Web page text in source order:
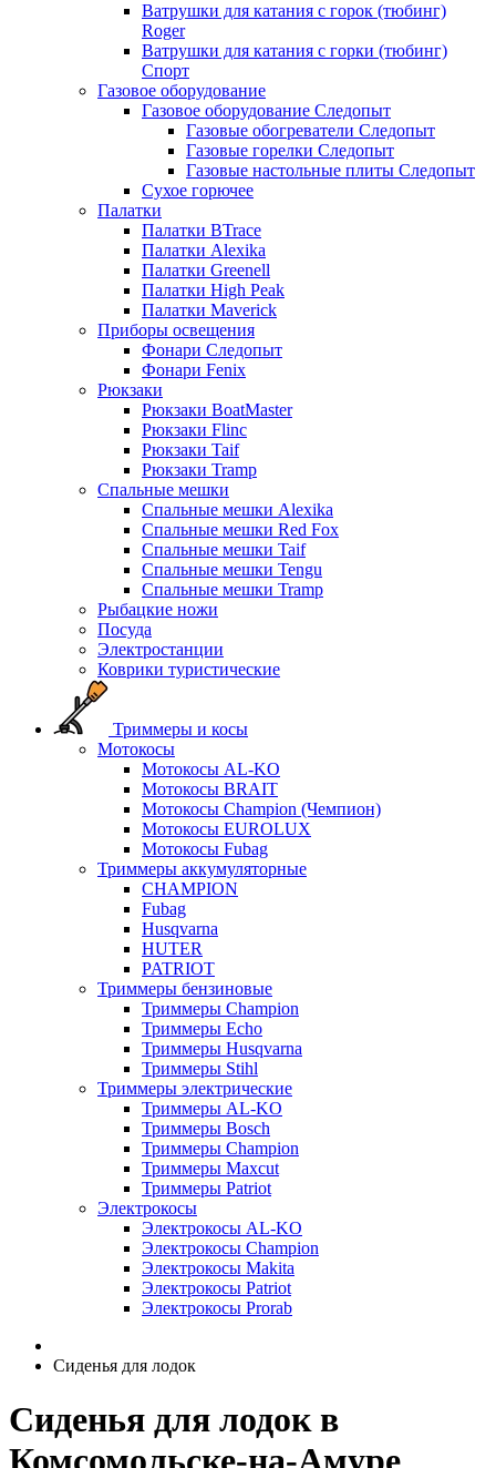
Ватрушки для катания с горок (тюбинг)
Roger
Ватрушки для катания с горки (тюбинг)
Спорт
Газовое оборудование
Газовое оборудование Следопыт
Газовые обогреватели Следопыт
Газовые горелки Следопыт
Газовые настольные плиты Следопыт
Сухое горючее
Палатки
Палатки BTrace
Палатки Alexika
Палатки Greenell
Палатки High Peak
Палатки Maverick
Приборы освещения
Фонари Следопыт
Фонари Fenix
Рюкзаки
Рюкзаки BoatMaster
Рюкзаки Flinc
Рюкзаки Taif
Рюкзаки Tramp
Спальные мешки
Спальные мешки Alexika
Спальные мешки Red Fox
Спальные мешки Taif
Спальные мешки Tengu
Спальные мешки Tramp
Рыбацкие ножи
Посуда
Электростанции
Коврики туристические
Триммеры и косы
Мотокосы
Мотокосы AL-KO
Мотокосы BRAIT
Мотокосы Champion (Чемпион)
Мотокосы EUROLUX
Мотокосы Fubag
Триммеры аккумуляторные
CHAMPION
Fubag
Husqvarna
HUTER
PATRIOT
Триммеры бензиновые
Триммеры Champion
Триммеры Echo
Триммеры Husqvarna
Триммеры Stihl
Триммеры электрические
Триммеры AL-KO
Триммеры Bosch
Триммеры Champion
Триммеры Maxcut
Триммеры Patriot
Электрокосы
Электрокосы AL-KO
Электрокосы Champion
Электрокосы Makita
Электрокосы Patriot
Электрокосы Prorab
Сиденья для лодок
Сиденья для лодок в